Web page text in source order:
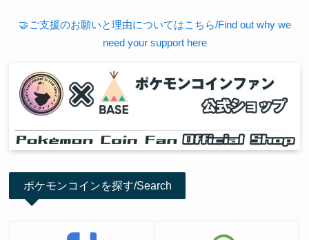
🤝ご支援のお願いと理由についてはこちら/Find out why we
need your support here
ポケモンコインを探す/Search